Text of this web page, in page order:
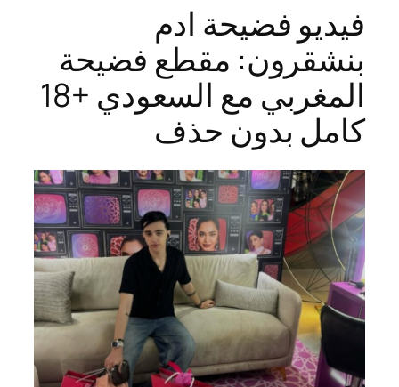
فيديو فضيحة ادم
بنشقرون: مقطع فضيحة
المغربي مع السعودي +18
كامل بدون حذف